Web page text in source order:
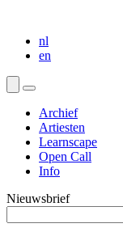
nl
en
Archief
Artiesten
Learnscape
Open Call
Info
Nieuwsbrief